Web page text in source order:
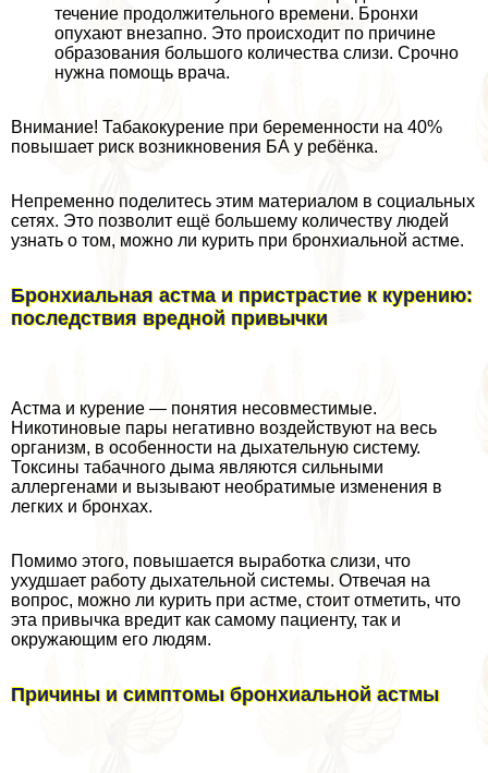
течение продолжительного времени. Бронхи
опухают внезапно. Это происходит по причине
образования большого количества слизи. Срочно
нужна помощь врача.
Внимание! Табакокурение при беременности на 40%
повышает риск возникновения БА у ребёнка.
Непременно поделитесь этим материалом в социальных
сетях. Это позволит ещё большему количеству людей
узнать о том, можно ли курить при бронхиальной астме.
Бронхиальная астма и пристрастие к курению:
последствия вредной привычки
Астма и курение — понятия несовместимые.
Никотиновые пары негативно воздействуют на весь
организм, в особенности на дыхательную систему.
Токсины табачного дыма являются сильными
аллергенами и вызывают необратимые изменения в
легких и бронхах.
Помимо этого, повышается выработка слизи, что
ухудшает работу дыхательной системы. Отвечая на
вопрос, можно ли курить при астме, стоит отметить, что
эта привычка вредит как самому пациенту, так и
окружающим его людям.
Причины и симптомы бронхиальной астмы